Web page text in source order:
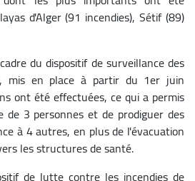
d'Alger (91 incendies), Sétif (89)
du dispositif de surveillance des
mis en place à partir du 1er juin
ont été effectuées, ce qui a permis
de 3 personnes et de prodiguer des
à 4 autres, en plus de l'évacuation
les structures de santé.
de lutte contre les incendies de